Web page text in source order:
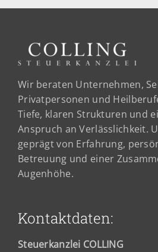
Wir beraten Unternehmen,
Privatpersonen und
Tiefe, klaren Strukturen und
Anspruch an Verlässlichkeit.
geprägt von Erfahrung,
Betreuung und einer
Augenhöhe.
Kontaktdaten:
Steuerkanzlei COLLING